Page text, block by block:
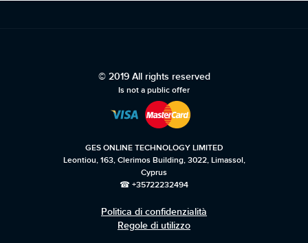
© 2019 All rights reserved
Is not a public offer
GES ONLINE TECHNOLOGY LIMITED
Leontiou, 163, Clerimos Building, 3022, Limassol,
Cyprus
☎ +35722232494
Politica di confidenzialità
Regole di utilizzo